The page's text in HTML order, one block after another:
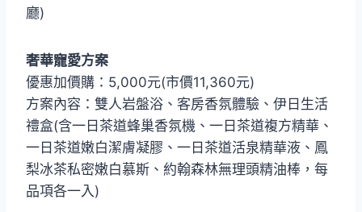
廳)
奢華寵愛方案
優惠加價購：5,000元(市價11,360元)
方案內容：雙人岩盤浴、客房香氛體驗、伊日生活
禮盒(含一日茶道蜂巢香氛機、一日茶道複方精華、
一日茶道嫩白潔膚凝膠、一日茶道活泉精華液、鳳
梨冰茶私密嫩白慕斯、約翰森林無理頭精油棒，每
品項各一入)